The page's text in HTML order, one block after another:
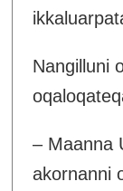
Nangilluni
– Maanna
akornanni